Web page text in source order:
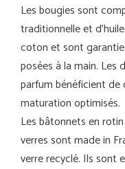
Les bougies sont
traditionnelle et
coton et sont
posées à la main. Les
parfum bénéficient
maturation optimisés.
Les bâtonnets en
verres sont made in
verre recyclé. Ils sont